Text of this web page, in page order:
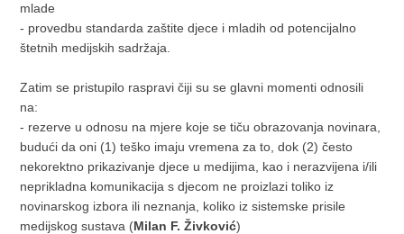
mlade
- provedbu standarda zaštite djece i mladih od potencijalno
štetnih medijskih sadržaja.
Zatim se pristupilo raspravi čiji su se glavni momenti odnosili
na:
- rezerve u odnosu na mjere koje se tiču obrazovanja novinara,
budući da oni (1) teško imaju vremena za to, dok (2) često
nekorektno prikazivanje djece u medijima, kao i nerazvijena i/ili
neprikladna komunikacija s djecom ne proizlazi toliko iz
novinarskog izbora ili neznanja, koliko iz sistemske prisile
medijskog sustava (Milan F. Živković)